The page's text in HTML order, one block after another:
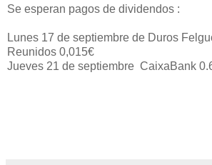
Se esperan pagos de dividendos :
Lunes 17 de septiembre de Duros
Reunidos 0,015€
Jueves 21 de septiembre CaixaBank